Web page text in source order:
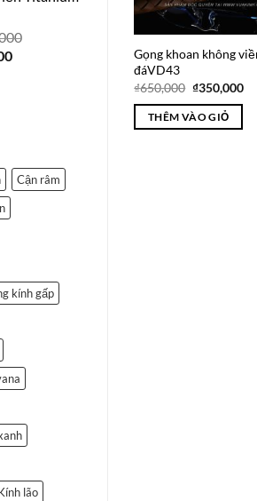
Giá
Cận râm
kính gấp
lão
Gọng khoan không
đáVD43
₫650,000 Giá
là:
₫650,000.
₫350,000Giá
THÊM VÀO GIỎ